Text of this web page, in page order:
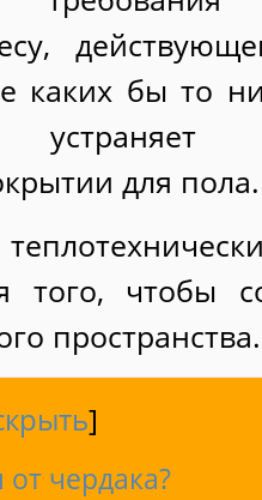
каких бы то
для пола.
того, чтобы
пространства.
]
от чердака?